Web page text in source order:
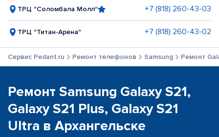
ТРЦ "Соломбала Молл" +7 (818) 260-43-03
ТРЦ "Титан-Арена" +7 (818) 260-43-02
Сервис Pedant.ru Ремонт телефонов Samsung Ремонт
Ремонт Samsung Galaxy S21,
Galaxy S21 Plus, Galaxy S21
Ultra в Архангельске